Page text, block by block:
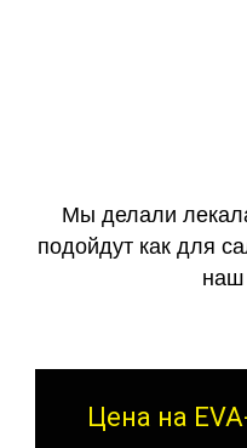
Мы делали
подойдут как для
наш
Цена на